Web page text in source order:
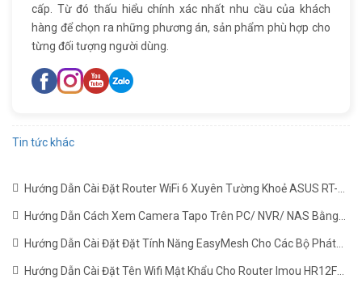
cấp. Từ đó thấu hiểu chính xác nhất nhu cầu của khách
hàng để chọn ra những phương án, sản phẩm phù hợp cho
từng đối tượng người dùng.
Tin tức khác
Hướng Dẫn Cài Đặt Router WiFi 6 Xuyên Tường Khoẻ ASUS RT-
AX1800HP Mới Nhất
(22/06/2024)
Hướng Dẫn Cách Xem Camera Tapo Trên PC/ NVR/ NAS Bằng
Giao Thức RTSP
(24/05/2024)
Hướng Dẫn Cài Đặt Đặt Tính Năng EasyMesh Cho Các Bộ Phát
WiFi TP-LINK (19/12/2023)
Hướng Dẫn Cài Đặt Tên Wifi Mật Khẩu Cho Router Imou HR12F